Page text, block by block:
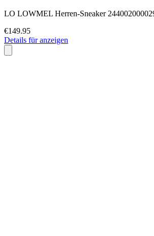
LO LOWMEL Herren-Sneaker
€149.95
Details für anzeigen